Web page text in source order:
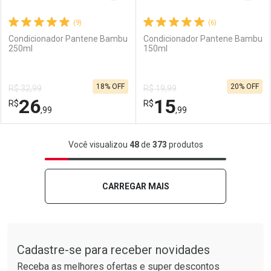
Comprar sem Desconto
Por R$ 33,22/cada
Comprar sem Desconto
Por R$ 33,22/cada
Comprar sem Desconto
Por R$ 15,06/cada
Comprar sem Desconto
Por R$ 15,06/cada
(9)
Condicionador Pantene Bambu
250ml
R$ 32,99
R$26,99
18% OFF
FECHAR
Laboratório
FECHAR
Por Menos
(6)
Condicionador Pantene Bambu
150ml
R$ 19,99
R$15,99
20% OFF
Laboratório
Por Menos
Você visualizou 48de 373 produtos
CARREGAR MAIS
Cadastre-se para receber novidades
Receba as melhores ofertas e super descontos